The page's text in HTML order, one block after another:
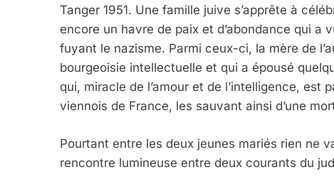
Tanger 1951. Une famille juive s’apprête à
encore un havre de paix et d’abondance qui a
fuyant le nazisme. Parmi ceux-ci, la mère de
bourgeoisie intellectuelle et qui a épousé
qui, miracle de l’amour et de l’intelligence,
viennois de France, les sauvant ainsi d’une
Pourtant entre les deux jeunes mariés rien ne
rencontre lumineuse entre deux courants du